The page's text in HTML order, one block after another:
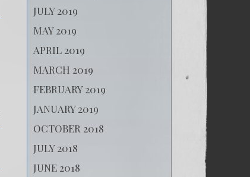
JULY 2019
MAY 2019
APRIL 2019
MARCH 2019
FEBRUARY 2019
JANUARY 2019
OCTOBER 2018
JULY 2018
JUNE 2018